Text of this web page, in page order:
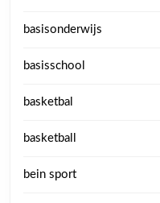
basisonderwijs
basisschool
basketbal
basketball
bein sport